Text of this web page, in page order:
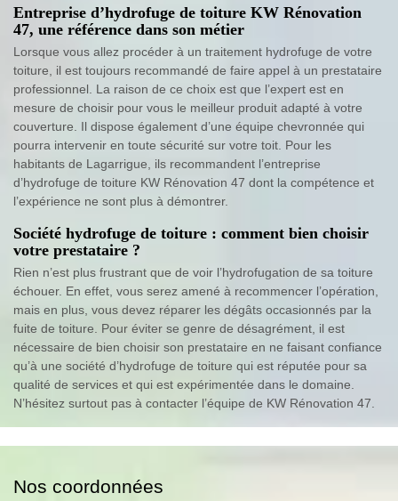
Entreprise d’hydrofuge de toiture KW Rénovation
47, une référence dans son métier
Lorsque vous allez procéder à un traitement hydrofuge de votre
toiture, il est toujours recommandé de faire appel à un prestataire
professionnel. La raison de ce choix est que l’expert est en
mesure de choisir pour vous le meilleur produit adapté à votre
couverture. Il dispose également d’une équipe chevronnée qui
pourra intervenir en toute sécurité sur votre toit. Pour les
habitants de Lagarrigue, ils recommandent l’entreprise
d’hydrofuge de toiture KW Rénovation 47 dont la compétence et
l’expérience ne sont plus à démontrer.
Société hydrofuge de toiture : comment bien choisir
votre prestataire ?
Rien n’est plus frustrant que de voir l’hydrofugation de sa toiture
échouer. En effet, vous serez amené à recommencer l’opération,
mais en plus, vous devez réparer les dégâts occasionnés par la
fuite de toiture. Pour éviter se genre de désagrément, il est
nécessaire de bien choisir son prestataire en ne faisant confiance
qu’à une société d’hydrofuge de toiture qui est réputée pour sa
qualité de services et qui est expérimentée dans le domaine.
N’hésitez surtout pas à contacter l’équipe de KW Rénovation 47.
Nos coordonnées